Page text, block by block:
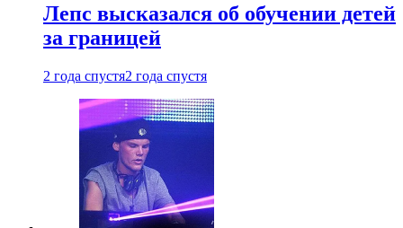
Лепс высказался об обучении детей
за границей
2 года спустя2 года спустя